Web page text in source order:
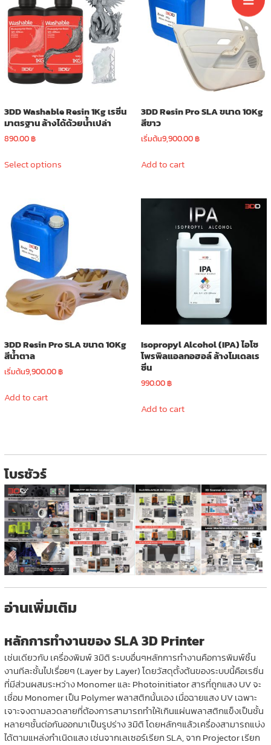
may
be
chosen
on
the
product
3DD Washable Resin 1Kg เรซิ่น
มาตรฐาน ล้างได้ด้วยน้ำเปล่า
890.00฿
Select optionsproduct
variants.
The
options
may
be
chosen
on
the
product
3DD Resin Pro SLA ขนาด 10Kg
สีขาว
เริ่มต้น9,900.00฿
Add to cart
3DD Resin Pro SLA ขนาด 10Kg
สีน้ำตาล
เริ่มต้น9,900.00฿
Add to cart
Isopropyl Alcohol (IPA) ไอโซ
โพรพิลแอลกอฮอล์ ล้างโมเดลเร
ซิ่น
990.00฿
Add to cart
โบรชัวร์
อ่านเพิ่มเติม
หลักการทำงานของ SLA 3D Printer
เช่นเดียวกับ เครื่องพิมพ์ 3มิติ ระบบอื่นๆหลักการทำงานคือการพิมพ์ชิ้น
งานทีละชั้นไปเรื่อยๆ (Layer by Layer) โดยวัสดุตั้งต้นของระบบนี้คือเรซิ่น
ที่มีส่วนผสมระหว่าง Monomer และ Photoinitiator สารที่ถูกแสง UV จะ
เชื่อม Monomer เป็น Polymer พลาสติกนั้นเอง เมื่อฉายแสง UV เฉพาะ
เจาะจงตามลวดลายที่ต้องการสามารถทำให้เกินแผ่นพลาสติกแข็งเป็นชั้น
หลายๆชั้นต่อกันออกมาเป็นรูปร่าง 3มิติ โดยหลักๆแล้วเครื่องสามารถแบ่ง
ได้ตามแหล่งกำเนิดแสง เช่นจากเลเซอร์เรียก SLA, จาก Projector เรียก